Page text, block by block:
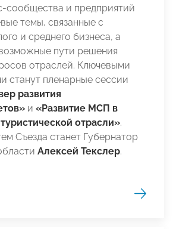
сообщества и предприятий
темы, связанные с
и среднего бизнеса, а
пути решения
отраслей. Ключевыми
станут пленарные сессии
развития
и «Развитие МСП в
отрасли».
Съезда станет Губернатор
Алексей Текслер.